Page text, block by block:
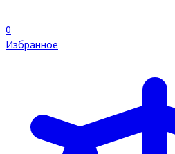
0
Избранное